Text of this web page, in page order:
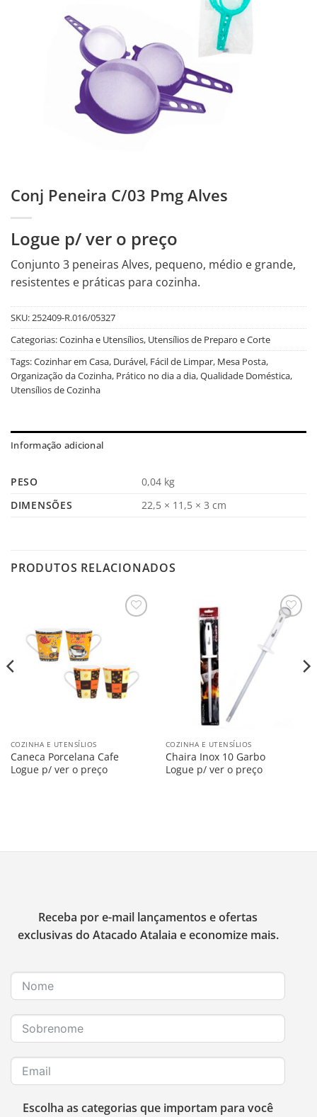
Conj Peneira C/03 Pmg Alves
Logue p/ ver o preço
Conjunto 3 peneiras Alves, pequeno, médio e grande,
resistentes e práticas para cozinha.
SKU:252409-R.016/05327
Categorias:Cozinha e Utensílios, Utensílios de Preparo e Corte
Tags:Cozinhar em Casa, Durável, Fácil de Limpar, Mesa Posta,
Organização da Cozinha, Prático no dia a dia,Qualidade Doméstica,
Utensílios de Cozinha
Informação adicional
PESO
0,04 kg
DIMENSÕES
22,5 × 11,5 × 3 cm
PRODUTOS RELACIONADOS
COZINHA E UTENSÍLIOS
Caneca Porcelana Cafe
Logue p/ ver o preço
Salvar
COZINHA E UTENSÍLIOS
Chaira Inox 10 Garbo
Logue p/ ver o preço
Receba por e-mail lançamentos e ofertas
exclusivas do Atacado Atalaia e economize mais.
Escolha as categorias que importam para você